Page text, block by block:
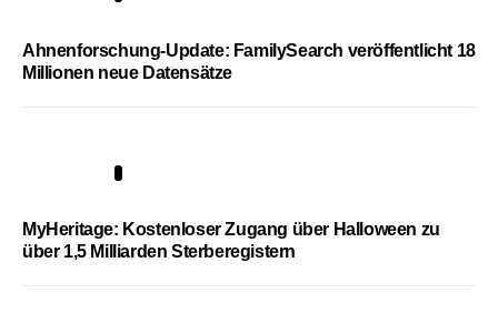
Ahnenforschung-Update: FamilySearch veröffentlicht 18
Millionen neue Datensätze
MyHeritage: Kostenloser Zugang über Halloween zu
über 1,5 Milliarden Sterberegistern